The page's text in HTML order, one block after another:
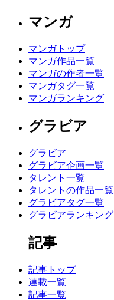
マンガ
マンガトップ
マンガ作品一覧
マンガの作者一覧
マンガタグ一覧
マンガランキング
グラビア
グラビア
グラビア企画一覧
タレント一覧
タレントの作品一覧
グラビアタグ一覧
グラビアランキング
記事
記事トップ
連載一覧
記事一覧